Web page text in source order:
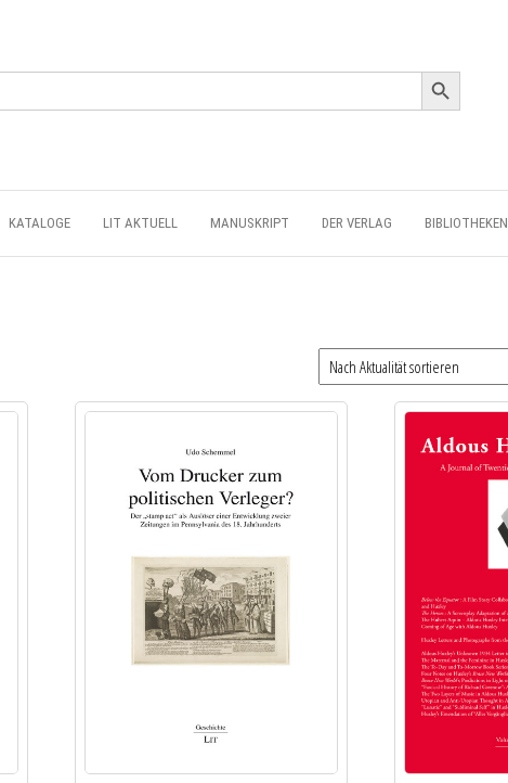
Search Button
KATALOGE LIT AKTUELL MANUSKRIPT DER VERLAG BIBLIOTHEKEN